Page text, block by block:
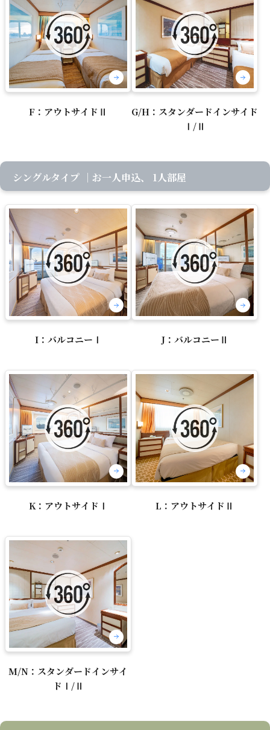
F：アウトサイドⅡ
G/H：スタンダードインサイド
Ⅰ/Ⅱ
シングルタイプ ｜お一人申込、 1人部屋
I：バルコニーⅠ J：バルコニーⅡ
K：アウトサイドⅠ L：アウトサイドⅡ
M/N：スタンダードインサイ
ドⅠ/Ⅱ